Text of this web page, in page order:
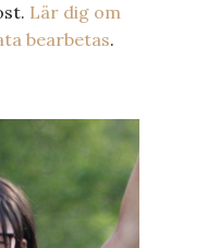
Lär dig om
bearbetas.